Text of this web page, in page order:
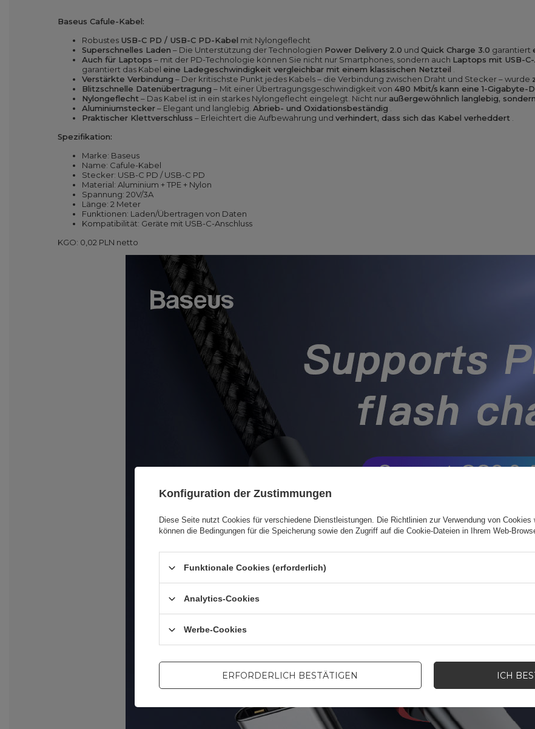
Baseus Cafule-Kabel:
Robustes USB-C PD / USB-C PD-Kabel mit Nylongeflecht
Superschnelles Laden – Die Unterstützung der Technologien Power Delivery 2.0 und Quick Charge 3.0 garantiert
Auch für Laptops – mit der PD-Technologie können Sie nicht nur Smartphones, sondern auch Laptops mit USB-
garantiert das Kabel eine Ladegeschwindigkeit vergleichbar mit einem klassischen Netzteil .
Verstärkte Verbindung – Der kritischste Punkt jedes Kabels – die Verbindung zwischen Draht und Stecker – wurde
Blitzschnelle Datenübertragung – Mit einer Übertragungsgeschwindigkeit von 480 Mbit/s kann eine 1-Gigabyte-
Nylongeflecht– Das Kabel ist in ein starkes Nylongeflecht eingelegt. Nicht nur außergewöhnlich langlebig,
Aluminiumstecker– Elegant und langlebig. Abrieb- und Oxidationsbeständig .
Praktischer Klettverschluss – Erleichtert die Aufbewahrung und verhindert, dass sich das Kabel verheddert .
Spezifikation:
Marke: Baseus
Name: Cafule-Kabel
Stecker: USB-C PD / USB-C PD
Material: Aluminium + TPE + Nylon
Spannung: 20V/3A
Länge: 2 Meter
Funktionen: Laden/Übertragen von Daten
Kompatibilität: Geräte mit USB-C-Anschluss
KGO: 0,02 PLN netto
Konfiguration der Zustimmungen
Diese Seite nutzt Cookies für verschiedene Dienstleistungen. Die Richtlinien zur Verwendung von Cookies
können die Bedingungen für die Speicherung sowie den Zugriff auf die Cookie-Dateien in Ihrem Web-
Funktionale Cookies (erforderlich)
Analytics-Cookies
Werbe-Cookies
ERFORDERLICH BESTÄTIGEN ICH